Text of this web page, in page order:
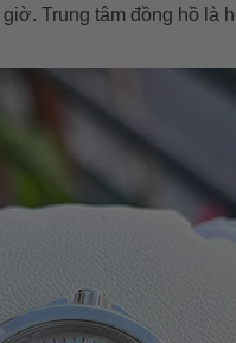
Trung tâm đồng hồ là